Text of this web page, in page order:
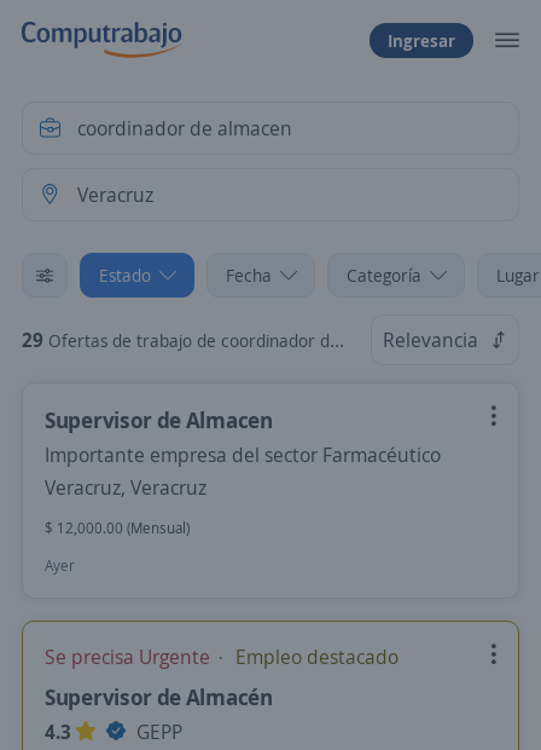
Ingresar
Estado Fecha Categoría
29 Ofertas de trabajo de coordinador de almacen en Veracruz, Veracruz Relevancia
Supervisor de Almacen
Importante empresa del sector Farmacéutico
Veracruz, Veracruz
$ 12,000.00 (Mensual)
Ayer
Se precisa Urgente Empleo destacado
Supervisor de Almacén
4.3
GEPP